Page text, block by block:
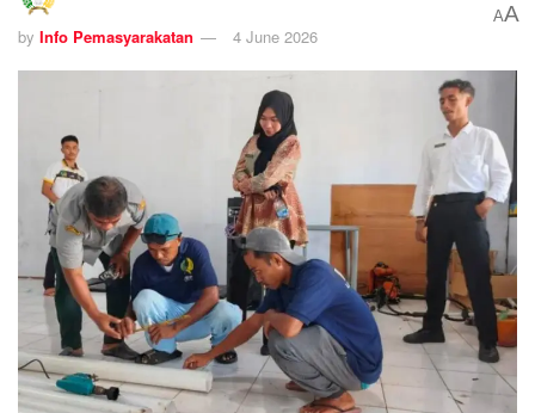
by Info Pemasyarakatan 4 June 2026
AA